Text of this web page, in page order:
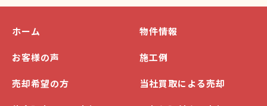
ホーム 物件情報
お客様の声 施工例
売却希望の方 当社買取による売却